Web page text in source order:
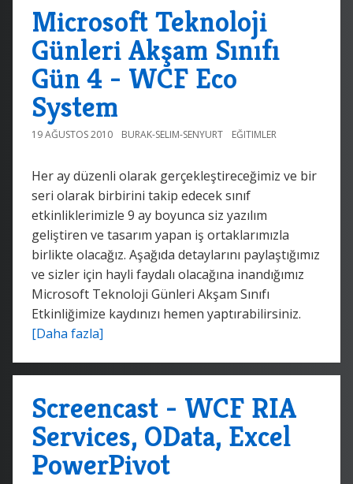
Microsoft Teknoloji
Günleri Akşam Sınıfı
Gün 4 - WCF Eco
System
19 AĞUSTOS 2010 BURAK-SELIM-SENYURT EĞITIMLER
Her ay düzenli olarak gerçekleştireceğimiz ve bir
seri olarak birbirini takip edecek sınıf
etkinliklerimizle 9 ay boyunca siz yazılım
geliştiren ve tasarım yapan iş ortaklarımızla
birlikte olacağız. Aşağıda detaylarını paylaştığımız
ve sizler için hayli faydalı olacağına inandığımız
Microsoft Teknoloji Günleri Akşam Sınıfı
Etkinliğimize kaydınızı hemen yaptırabilirsiniz.
[Daha fazla]
Screencast - WCF RIA
Services, OData, Excel
PowerPivot